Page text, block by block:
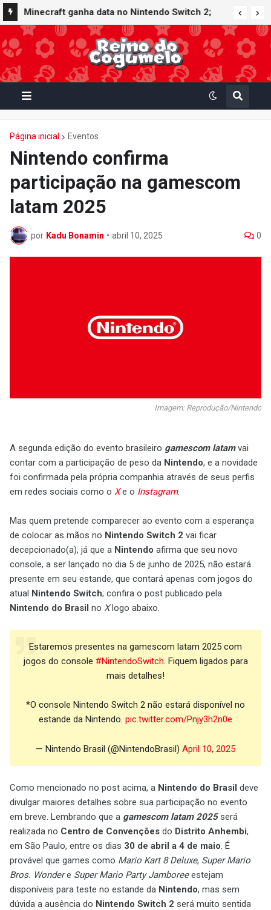
Minecraft ganha data no Nintendo Switch 2;
Super Mario Mash-Up receberá atualização
gráfica exclusiva
Página inicial Eventos
Nintendo confirma
participação na gamescom
latam 2025
por Kadu Bonamin • abril 10, 2025 0
Imagem: Reprodução/Nintendo
A segunda edição do evento brasileiro gamescom latamvai
contar com a participação de peso da Nintendo, e a novidade
foi confirmada pela própria companhia através de seus perfis
em redes sociais como o Xe o Instagram.
Mas quem pretende comparecer ao evento com a esperança
de colocar as mãos no Nintendo Switch 2 vai ficar
decepcionado(a), já que a Nintendo afirma que seu novo
console, a ser lançado no dia 5 de junho de 2025, não estará
presente em seu estande, que contará apenas com jogos do
atual Nintendo Switch; confira o post publicado pela
Nintendo do Brasil no Xlogo abaixo.
Estaremos presentes na gamescom latam 2025 com
jogos do console #NintendoSwitch. Fiquem ligados para
mais detalhes!
*O console Nintendo Switch 2 não estará disponível no
estande da Nintendo. pic.twitter.com/Pnjy3h2n0e
— Nintendo Brasil (@NintendoBrasil) April 10, 2025
Como mencionado no post acima, a Nintendo do Brasil deve
divulgar maiores detalhes sobre sua participação no evento
em breve. Lembrando que a gamescom latam 2025será
realizada no Centro de Convenções do Distrito Anhembi,
em São Paulo, entre os dias 30 de abril a 4 de maio. É
provável que games como Mario Kart 8 Deluxe, Super Mario
Bros. Wondere Super Mario Party Jamboreeestejam
disponíveis para teste no estande da Nintendo, mas sem
dúvida a ausência do Nintendo Switch 2 será muito sentida